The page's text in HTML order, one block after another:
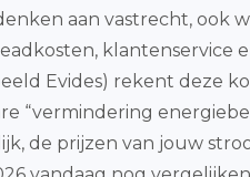
aan vastrecht, ook
klantenservice
Evides) rekent deze
“vermindering
de prijzen van jouw